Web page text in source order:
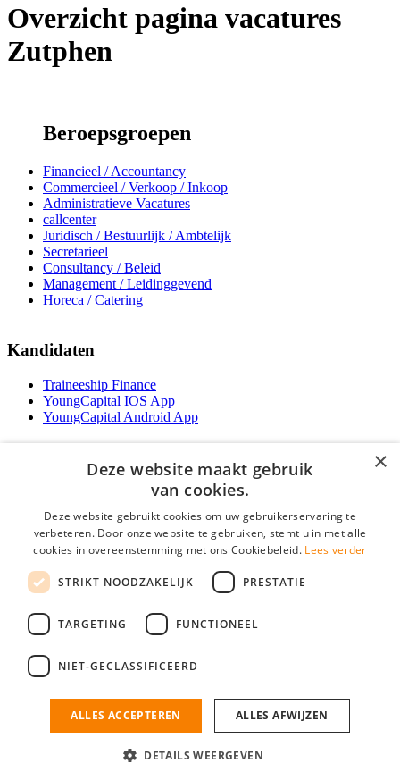
Overzicht pagina vacatures
Zutphen
Beroepsgroepen
Financieel / Accountancy
Commercieel / Verkoop / Inkoop
Administratieve Vacatures
callcenter
Juridisch / Bestuurlijk / Ambtelijk
Secretarieel
Consultancy / Beleid
Management / Leidinggevend
Horeca / Catering
Kandidaten
Traineeship Finance
YoungCapital IOS App
YoungCapital Android App
Contractvormen
Brochure aanvragen
Vacature aanmelden
Partners
Social
Financiele Vacatures is onderdeel van YoungCapital • © 2026 • KvK nr:
×
Deze website maakt gebruik
van cookies.
Deze website gebruikt cookies om uw gebruikerservaring te
verbeteren. Door onze website te gebruiken, stemt u in met alle
cookies in overeenstemming met ons Cookiebeleid. Lees verder
STRIKT NOODZAKELIJK PRESTATIE
TARGETING FUNCTIONEEL
NIET-GECLASSIFICEERD
ALLES ACCEPTEREN ALLES AFWIJZEN
DETAILS WEERGEVEN